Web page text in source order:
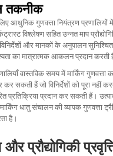
तकनीक
आधुनिक गुणवत्ता नियंत्रण
विश्लेषण सहित उन्नत माप
और मानकों के अनुपालन
का मात्रात्मक आकलन प्रदान करती
वास्तविक समय में मार्किंग
कर सकती हैं जो विनिर्देशों को पूरा नहीं
प्रतिक्रिया प्रदान कर सकती हैं।
धातु संचालन की व्यापक गुणवत्ता
है।
प्रौद्योगिकी